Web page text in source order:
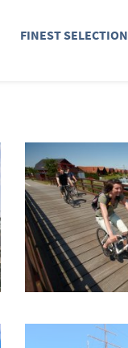
FINEST SELECTION